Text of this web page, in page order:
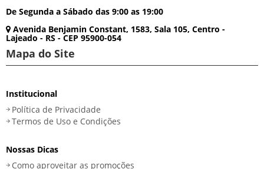
De Segunda a Sábado das 9:00 as 19:00
Avenida Benjamin Constant, 1583, Sala 105, Centro -
Lajeado - RS - CEP 95900-054
Mapa do Site
Institucional
Política de Privacidade
Termos de Uso e Condições
Nossas Dicas
Como aproveitar as promoções